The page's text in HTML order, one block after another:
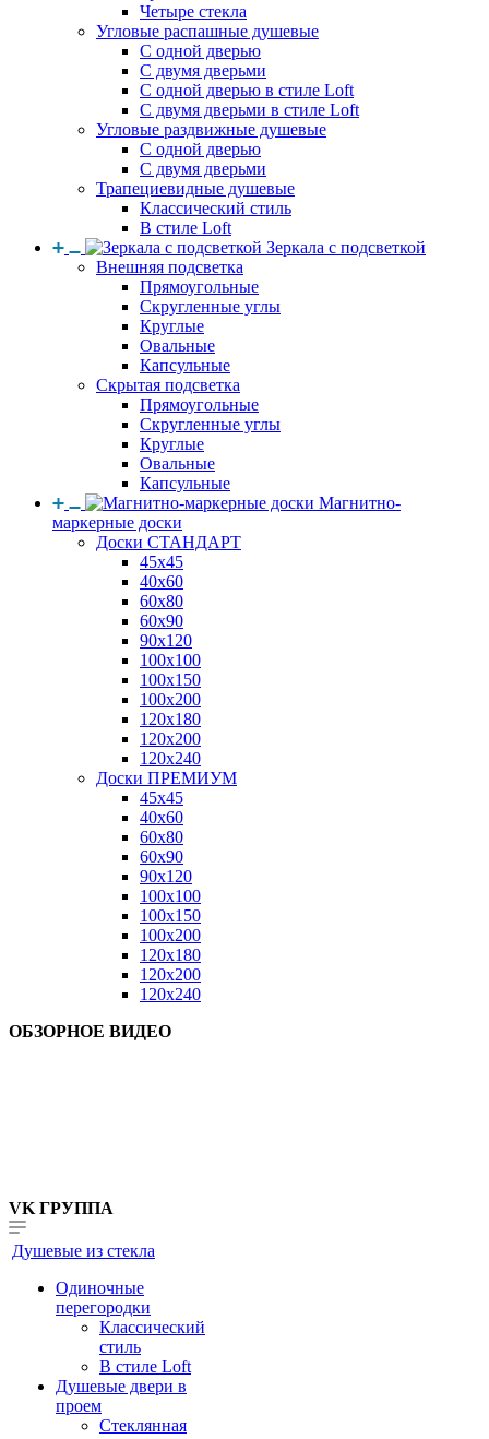
Четыре стекла
Угловые распашные душевые
С одной дверью
С двумя дверьми
С одной дверью в стиле Loft
С двумя дверьми в стиле Loft
Угловые раздвижные душевые
С одной дверью
С двумя дверьми
Трапециевидные душевые
Классический стиль
В стиле Loft
Зеркала с подсветкой
Внешняя подсветка
Прямоугольные
Скругленные углы
Круглые
Овальные
Капсульные
Скрытая подсветка
Прямоугольные
Скругленные углы
Круглые
Овальные
Капсульные
Магнитно-
маркерные доски
Доски СТАНДАРТ
45x45
40x60
60x80
60x90
90x120
100x100
100x150
100x200
120x180
120x200
120x240
Доски ПРЕМИУМ
45x45
40x60
60x80
60x90
90x120
100x100
100x150
100x200
120x180
120x200
120x240
ОБЗОРНОЕ ВИДЕО
VK ГРУППА
Душевые из стекла
Одиночные
перегородки
Классический
стиль
В стиле Loft
Душевые двери в
проем
Стеклянная